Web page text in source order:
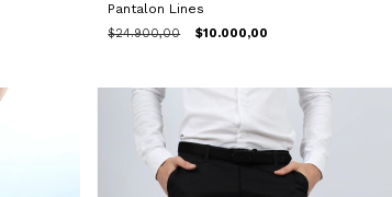
Pantalon Lines
$24.900,00 $10.000,00